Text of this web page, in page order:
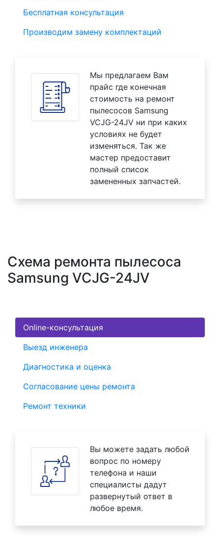
Бесплатная консультация
Производим замену комплектаций
Мы предлагаем Вам
прайс где конечная
стоимость на ремонт
пылесосов Samsung
VCJG-24JV ни при каких
условиях не будет
изменяться. Так же
мастер предоставит
полный список
замененных запчастей.
Схема ремонта пылесоса
Samsung VCJG-24JV
Online-консультация
Выезд инженера
Диагностика и оценка
Согласование цены ремонта
Ремонт техники
Вы можете задать любой
вопрос по номеру
телефона и наши
специалисты дадут
развернутый ответ в
любое время.